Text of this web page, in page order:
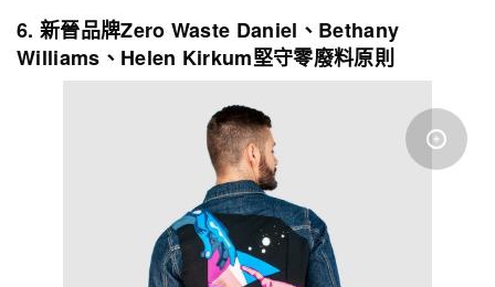
6. 新晉品牌Zero Waste Daniel、Bethany
Williams、Helen Kirkum堅守零廢料原則